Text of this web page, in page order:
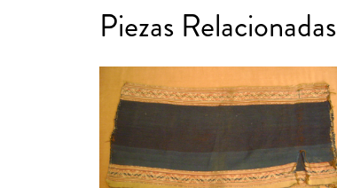
Piezas Relacionadas